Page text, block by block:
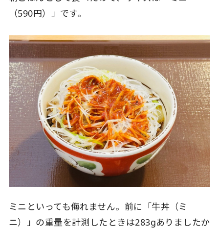
（590円）」です。
ミニといっても侮れません。前に「牛丼（ミ
ニ）」の重量を計測したときは283gありましたか